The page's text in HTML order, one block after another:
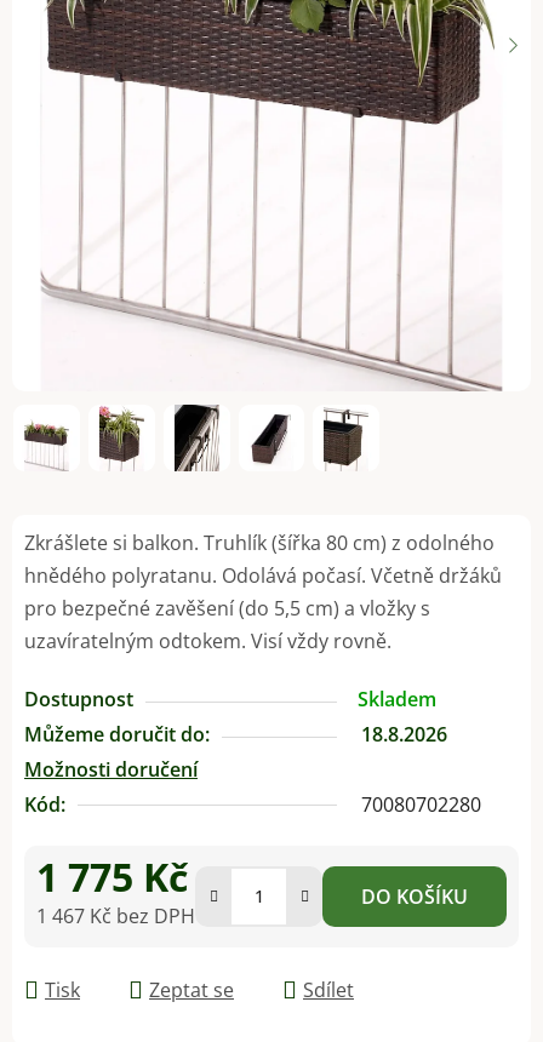
Zkrášlete si balkon. Truhlík (šířka 80 cm) z odolného
hnědého polyratanu. Odolává počasí. Včetně držáků
pro bezpečné zavěšení (do 5,5 cm) a vložky s
uzavíratelným odtokem. Visí vždy rovně.
Dostupnost
Skladem
Můžeme doručit do:
18.8.2026
Možnosti doručení
Kód:
70080702280
1 775 Kč
1 467 Kč bez DPH
DO KOŠÍKU
Tisk Zeptat se Sdílet